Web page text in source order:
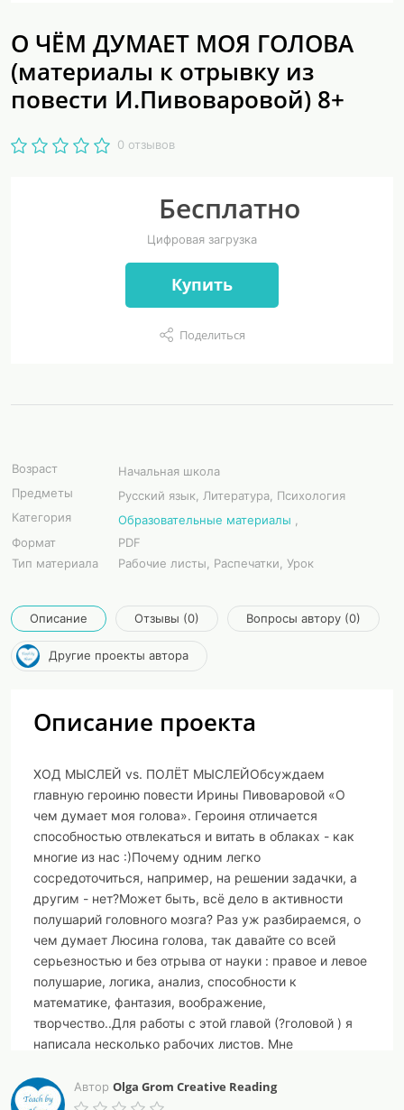
О ЧЁМ ДУМАЕТ МОЯ ГОЛОВА
(материалы к отрывку из
повести И.Пивоваровой) 8+
0 отзывов
Бесплатно
Цифровая загрузка
Купить
Поделиться
Возраст
Начальная школа
Предметы
Русский язык, Литература, Психология
Категория
Образовательные материалы
Формат
PDF
Тип материала
Рабочие листы, Распечатки, Урок
Описание Отзывы (0) Вопросы автору (0)
Другие проекты автора
Описание проекта
ХОД МЫСЛЕЙ vs. ПОЛЁТ МЫСЛЕЙОбсуждаем
главную героиню повести Ирины Пивоваровой «О
чем думает моя голова». Героиня отличается
способностью отвлекаться и витать в облаках - как
многие из нас :)Почему одним легко
сосредоточиться, например, на решении задачки, а
другим - нет?Может быть, всё дело в активности
полушарий головного мозга? Раз уж разбираемся, о
чем думает Люсина голова, так давайте со всей
серьезностью и без отрыва от науки : правое и левое
полушарие, логика, анализ, способности к
математике, фантазия, воображение,
творчество..Для работы с этой главой (?головой ) я
написала несколько рабочих листов. Мне
повести. Или же взять для чтения только данную
главу и на её основе поговорить о функциях правого
Автор Olga Grom Creative Reading